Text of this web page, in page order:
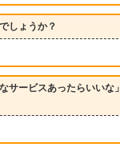
しょうか？
サービスあったらいいな」